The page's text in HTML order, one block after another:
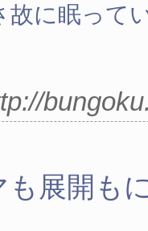
故に眠って
も展開も